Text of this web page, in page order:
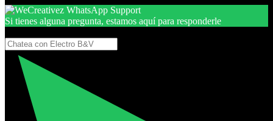
Si tienes alguna pregunta, estamos aquí para responderle